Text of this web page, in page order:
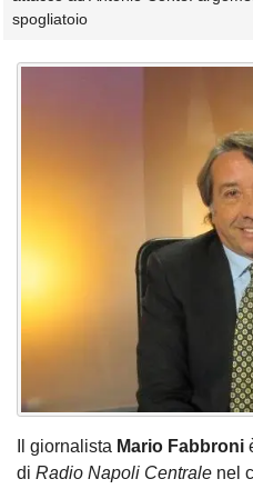
spogliatoio
Il giornalista Mario Fabbroni
di Radio Napoli Centrale nel